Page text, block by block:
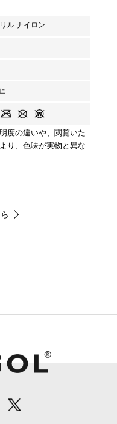
ル ナイロン
度の違いや、閲覧いた
り、色味が実物と異な